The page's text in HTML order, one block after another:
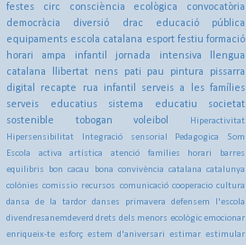
festes
circ consciència ecològica
convocatòria
democràcia
diversió drac
educació pública
equipaments escola catalana esport festiu formació
horari ampa
infantil jornada intensiva
llengua
catalana
llibertat nens pati pau pintura
pissarra
digital
recapte rua infantil
serveis a les famílies
serveis educatius
sistema educatiu
societat
sostenible
tobogan voleibol
Hiperactivitat
Hipersensibilitat
Integració sensorial Pedagogica
Som
Escola
activa artística atenció famílies horari
barres
equilibris
bon cacau bona convivència catalana catalunya
colònies comissio recursos comunicació cooperacio cultura
dansa de la tardor danses primavera
defensem l'escola
divendresanemdeverd drets dels menors ecològic emocionar
enriqueix-te esforç estem d'aniversari estimar estimular